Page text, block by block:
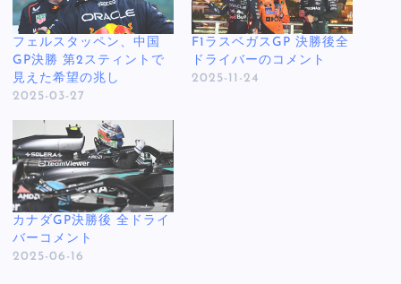
フェルスタッペン、中国
GP決勝 第2スティントで
見えた希望の兆し
2025-03-27
F1ラスベガスGP 決勝後全
ドライバーのコメント
2025-11-24
カナダGP決勝後 全ドライ
バーコメント
2025-06-16